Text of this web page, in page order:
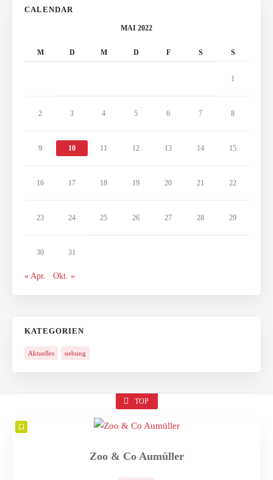
CALENDAR
MAI 2022
M D M D F S S
1
2 3 4 5 6 7 8
9 10 11 12 13 14 15
16 17 18 19 20 21 22
23 24 25 26 27 28 29
30 31
« Apr. Okt. »
KATEGORIEN
Aktuelles uebung
TOP
Zoo & Co Aumüller